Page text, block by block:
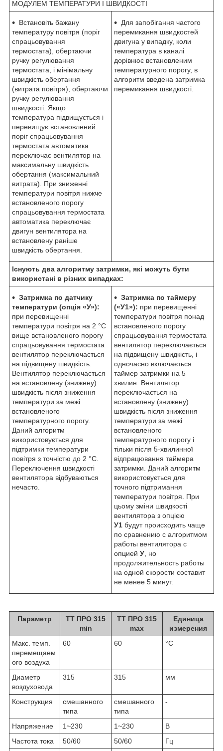
МОДУЛЕМ ТЕМПЕРАТУРИ І ШВИДКОСТІ
Встановіть бажану
температуру повітря (поріг
спрацьовування
термостата), обертаючи
ручку регулювання
термостата, і мінімальну
швидкість обертання
(витрата повітря), обертаючи
ручку регулювання
швидкості. Якщо
температура підвищується і
перевищує встановлений
поріг спрацьовування
термостата автоматика
переключає вентилятор на
максимальну швидкість
обертання (максимальний
витрата). При зниженні
температури повітря нижче
встановленого порогу
спрацьовування термостата
автоматика переключає
двигун вентилятора на
встановлену раніше
швидкість обертання.
Для запобігання частого
перемикання швидкостей
двигуна у випадку, коли
температура в каналі
дорівнює встановленим
температурного порогу, в
алгоритм введена затримка
перемикання швидкості.
Існують два алгоритму затримки, які можуть бути
використані в різних випадках:
Затримка по датчику
температури (опція «У»):
при перевищенні
температури повітря на 2 °С
вище встановленого порогу
спрацьовування термостата
вентилятор переключається
на підвищену швидкість.
Вентилятор переключається
на встановлену (знижену)
швидкість після зниження
температури за межі
встановленого
температурного порогу.
Даний алгоритм
використовується для
підтримки температури
повітря з точністю до 2 °С.
Переключення швидкості
вентилятора відбуваються
нечасто.
Затримка по таймеру
(«У1»): при перевищенні
температури повітря понад
встановленого порогу
спрацьовування термостата
вентилятор переключається
на підвищену швидкість, і
одночасно включається
таймер затримки на 5
хвилин. Вентилятор
переключається на
встановлену (знижену)
швидкість після зниження
температури за межі
встановленого
температурного порогу і
тільки після 5-хвилинної
відпрацювання таймера
затримки. Даний алгоритм
використовується для
точного підтримання
температури повітря. При
цьому зміни швидкості
вентилятора з опцією
У1 будут происходить чаще
по сравнению с алгоритмом
работы вентилятора с
опцией У , но
продолжительность работы
на одной скорости составит
не менее 5 минут.
Параметр
ТТ ПРО 315
min
ТТ ПРО 315
max
Единица
измерения
Макс. темп.
перемещаем
ого воздуха
60 60 °С
Диаметр
воздуховода
315 315 мм
Конструкция
смешанного
типа
смешанного
типа
-
Напряжение 1~230 1~230
В
Частота тока
50/60 50/60
Гц